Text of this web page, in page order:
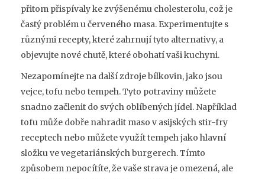
přitom přispívaly ke zvýšenému cholesterolu, což je
častý problém u červeného masa. Experimentujte s
různými recepty, které zahrnují tyto alternativy, a
objevujte nové chutě, které obohatí vaši kuchyni.
Nezapomínejte na další zdroje bílkovin, jako jsou
vejce, tofu nebo tempeh. Tyto potraviny můžete
snadno začlenit do svých oblíbených jídel. Například
tofu může dobře nahradit maso v asijských stir-fry
receptech nebo můžete využít tempeh jako hlavní
složku ve vegetariánských burgerech. Tímto
způsobem nepocítíte, že vaše strava je omezená, ale